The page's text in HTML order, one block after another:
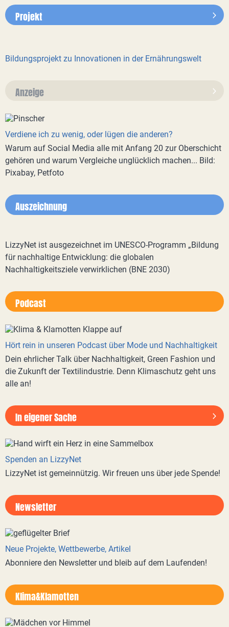
Projekt
Bildungsprojekt zu Innovationen in der Ernährungswelt
Anzeige
Verdiene ich zu wenig, oder lügen die anderen?
Warum auf Social Media alle mit Anfang 20 zur Oberschicht
gehören und warum Vergleiche unglücklich machen... Bild:
Pixabay, Petfoto
Auszeichnung
LizzyNet ist ausgezeichnet im UNESCO-Programm „Bildung
für nachhaltige Entwicklung: die globalen
Nachhaltigkeitsziele verwirklichen (BNE 2030)
Podcast
Hört rein in unseren Podcast über Mode und Nachhaltigkeit
Dein ehrlicher Talk über Nachhaltigkeit, Green Fashion und
die Zukunft der Textilindustrie. Denn Klimaschutz geht uns
alle an!
In eigener Sache
Spenden an LizzyNet
LizzyNet ist gemeinnützig. Wir freuen uns über jede Spende!
Newsletter
Neue Projekte, Wettbewerbe, Artikel
Abonniere den Newsletter und bleib auf dem Laufenden!
Klima&Klamotten